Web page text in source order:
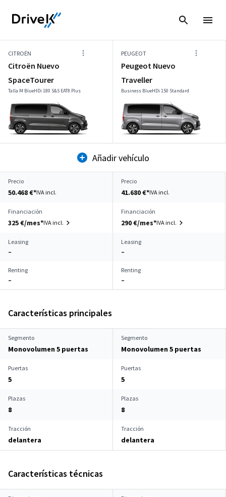
CITROËN
Citroën Nuevo
SpaceTourer
Talla M BlueHDi 180 S&S EAT8 Plus
PEUGEOT
Peugeot Nuevo
Traveller
Business BlueHDi 150 Standard
Añadir vehículo
Precio
50.468 €*IVA incl.
Precio
41.680 €*IVA incl.
Financiación
325 €/mes*IVA incl.
Financiación
290 €/mes*IVA incl.
Leasing
–
Leasing
–
Renting
–
Renting
–
Características principales
Segmento
Monovolumen 5 puertas
Segmento
Monovolumen 5 puertas
Puertas
5
Puertas
5
Plazas
8
Plazas
8
Tracción
delantera
Tracción
delantera
Características técnicas